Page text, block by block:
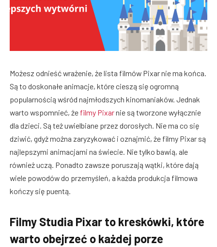
Możesz odnieść wrażenie, że lista filmów Pixar nie ma końca.
Są to doskonałe animacje, które cieszą się ogromną
popularnością wśród najmłodszych kinomaniaków. Jednak
warto wspomnieć, że filmy Pixarnie są tworzone wyłącznie
dla dzieci. Są też uwielbiane przez dorosłych. Nie ma co się
dziwić, gdyż można zaryzykować i oznajmić, że filmy Pixar są
najlepszymi animacjami na świecie. Nie tylko bawią, ale
również uczą. Ponadto zawsze poruszają wątki, które dają
wiele powodów do przemyśleń, a każda produkcja filmowa
kończy się puentą.
Filmy Studia Pixar to kreskówki, które
warto obejrzeć o każdej porze